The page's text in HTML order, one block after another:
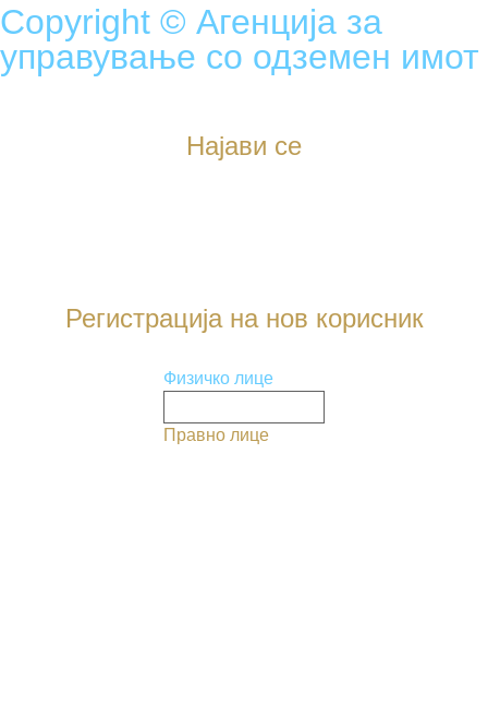
Copyright © Агенција за
управување со одземен имот
Најави се
Регистрација на нов корисник
Физичко лице
Правно лице